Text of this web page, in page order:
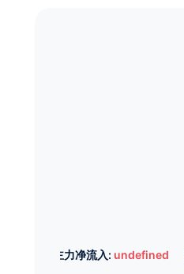
主力净流入: undefined